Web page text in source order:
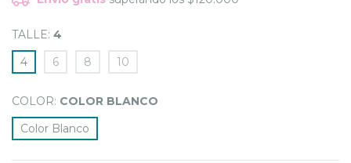
TALLE: 4
4
6 8 10
COLOR: COLOR BLANCO
Color Blanco